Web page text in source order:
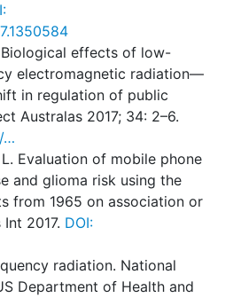
Biological effects of low-
electromagnetic radiation—
in regulation of public
Australas 2017; 34: 2–6.
…
Evaluation of mobile phone
and glioma risk using the
from 1965 on association or
2017. DOI:
radiation. National
Department of Health and